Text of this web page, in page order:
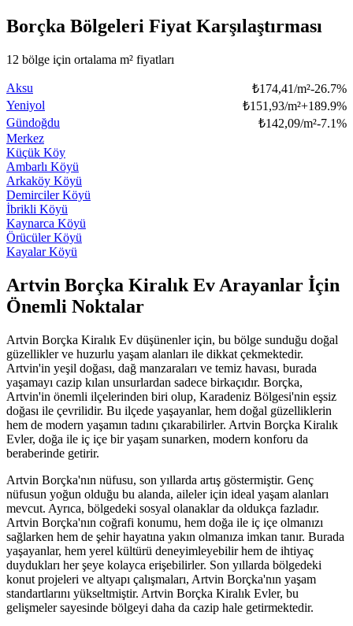
Borçka Bölgeleri Fiyat Karşılaştırması
12 bölge için ortalama m² fiyatları
Aksu ₺174,41/m²-26.7%
Yeniyol
₺151,93/m²+189.9%
Gündoğdu
₺142,09/m²-7.1%
Merkez
Küçük Köy
Ambarlı Köyü
Arkaköy Köyü
Demirciler Köyü
İbrikli Köyü
Kaynarca Köyü
Örücüler Köyü
Kayalar Köyü
Artvin Borçka Kiralık Ev Arayanlar İçin
Önemli Noktalar
Artvin Borçka Kiralık Ev düşünenler için, bu bölge sunduğu doğal
güzellikler ve huzurlu yaşam alanları ile dikkat çekmektedir.
Artvin'in yeşil doğası, dağ manzaraları ve temiz havası, burada
yaşamayı cazip kılan unsurlardan sadece birkaçıdır. Borçka,
Artvin'in önemli ilçelerinden biri olup, Karadeniz Bölgesi'nin eşsiz
doğası ile çevrilidir. Bu ilçede yaşayanlar, hem doğal güzelliklerin
hem de modern yaşamın tadını çıkarabilirler. Artvin Borçka Kiralık
Evler, doğa ile iç içe bir yaşam sunarken, modern konforu da
beraberinde getirir.
Artvin Borçka'nın nüfusu, son yıllarda artış göstermiştir. Genç
nüfusun yoğun olduğu bu alanda, aileler için ideal yaşam alanları
mevcut. Ayrıca, bölgedeki sosyal olanaklar da oldukça fazladır.
Artvin Borçka'nın coğrafi konumu, hem doğa ile iç içe olmanızı
sağlarken hem de şehir hayatına yakın olmanıza imkan tanır. Burada
yaşayanlar, hem yerel kültürü deneyimleyebilir hem de ihtiyaç
duydukları her şeye kolayca erişebilirler. Son yıllarda bölgedeki
konut projeleri ve altyapı çalışmaları, Artvin Borçka'nın yaşam
standartlarını yükseltmiştir. Artvin Borçka Kiralık Evler, bu
gelişmeler sayesinde bölgeyi daha da cazip hale getirmektedir.